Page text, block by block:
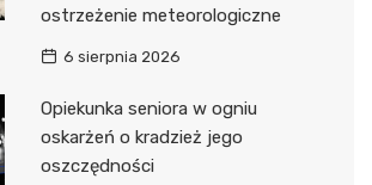
ostrzeżenie meteorologiczne
6 sierpnia 2026
Opiekunka seniora w ogniu
oskarżeń o kradzież jego
oszczędności